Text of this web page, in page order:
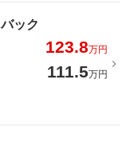
ック
123.8万円
111.5万円